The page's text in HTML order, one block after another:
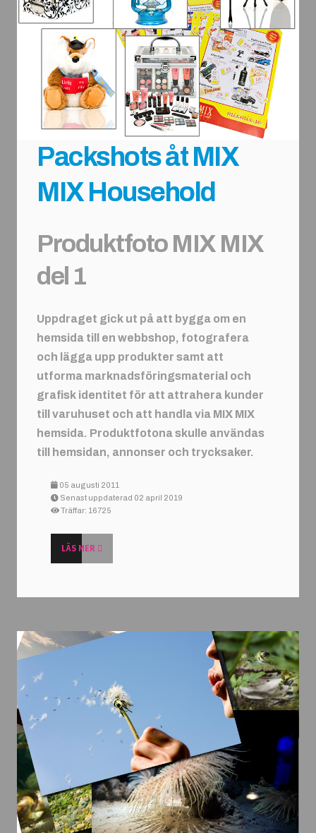
Packshots åt MIX
MIX Household
Produktfoto MIX MIX
del 1
Uppdraget gick ut på att bygga om en
hemsida till en webbshop, fotografera
och lägga upp produkter samt att
utforma marknadsföringsmaterial och
grafisk identitet för att attrahera kunder
till varuhuset och att handla via MIX MIX
hemsida. Produktfotona skulle användas
till hemsidan, annonser och trycksaker.
05 augusti 2011
Senast uppdaterad 02 april 2019
Träffar: 16725
LÄS MER